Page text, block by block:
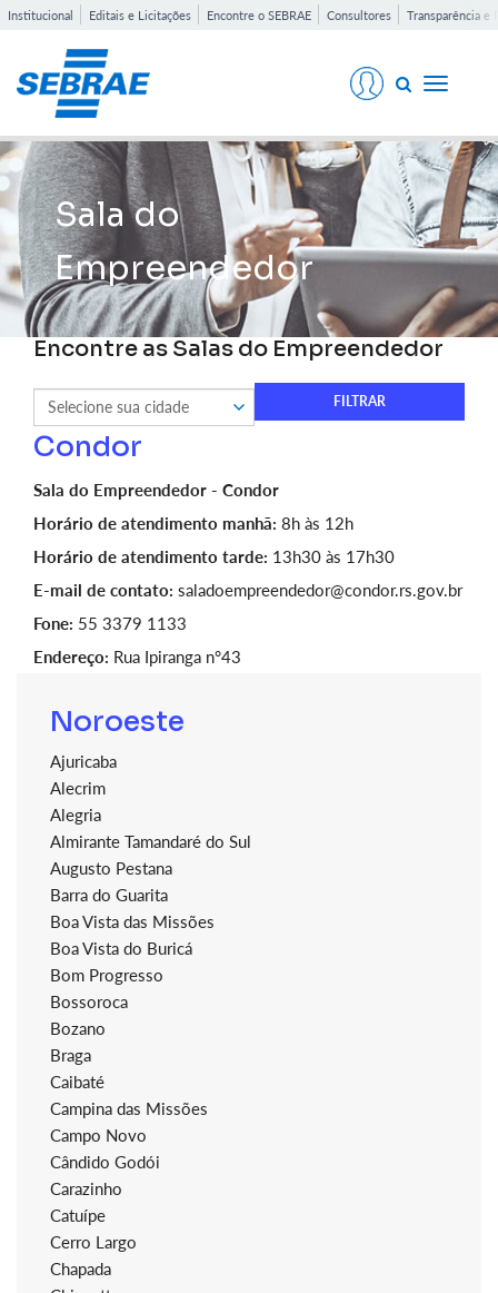
Institucional Editais e Licitações Encontre o SEBRAE Consultores Transparência e
Toggle
Sala do
Empreendedor
Encontre as Salas do Empreendedor
Condor
Sala do Empreendedor - Condor
Horário de atendimento manhã: 8h às 12h
Horário de atendimento tarde: 13h30 às 17h30
E-mail de contato: saladoempreendedor@condor.rs.gov.br
Fone: 55 3379 1133
Endereço: Rua Ipiranga n°43
Noroeste
Ajuricaba
Alecrim
Alegria
Almirante Tamandaré do Sul
Augusto Pestana
Barra do Guarita
Boa Vista das Missões
Boa Vista do Buricá
Bom Progresso
Bossoroca
Bozano
Braga
Caibaté
Campina das Missões
Campo Novo
Cândido Godói
Carazinho
Catuípe
Cerro Largo
Chapada